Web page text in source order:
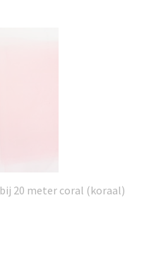
20 meter coral (koraal)